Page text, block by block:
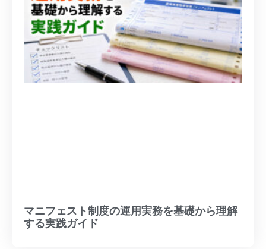
マニフェスト制度の運用実務を基礎から理解
する実践ガイド